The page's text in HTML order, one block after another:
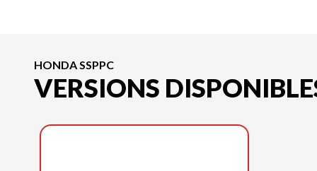
HONDA SSPPC
VERSIONS